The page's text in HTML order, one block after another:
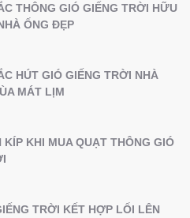
THÔNG GIÓ GIẾNG TRỜI HỮU
ỐNG ĐẸP
HÚT GIÓ GIẾNG TRỜI NHÀ
MÁT LỊM
KÍP KHI MUA QUẠT THÔNG GIÓ
TRỜI KẾT HỢP LỐI LÊN